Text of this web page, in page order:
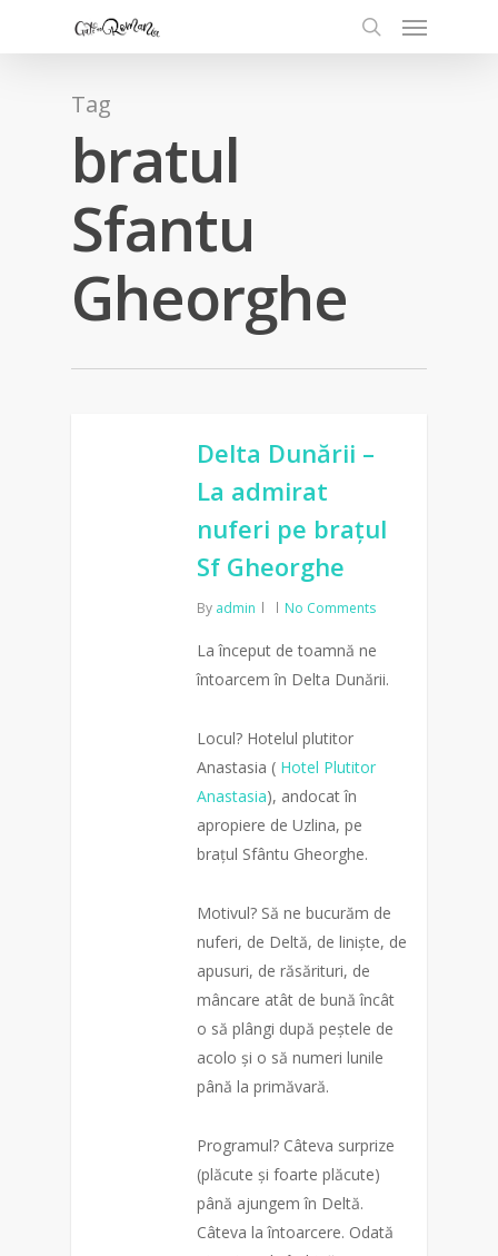
Tag
bratul
Sfantu
Gheorghe
Delta Dunării –
La admirat
nuferi pe brațul
Sf Gheorghe
By admin No Comments
La început de toamnă ne
întoarcem în Delta Dunării.
Locul? Hotelul plutitor
Anastasia ( Hotel Plutitor
Anastasia), andocat în
apropiere de Uzlina, pe
brațul Sfântu Gheorghe.
Motivul? Să ne bucurăm de
nuferi, de Deltă, de liniște, de
apusuri, de răsărituri, de
mâncare atât de bună încât
o să plângi după peștele de
acolo și o să numeri lunile
până la primăvară.
Programul? Câteva surprize
(plăcute și foarte plăcute)
până ajungem în Deltă.
Câteva la întoarcere. Odată